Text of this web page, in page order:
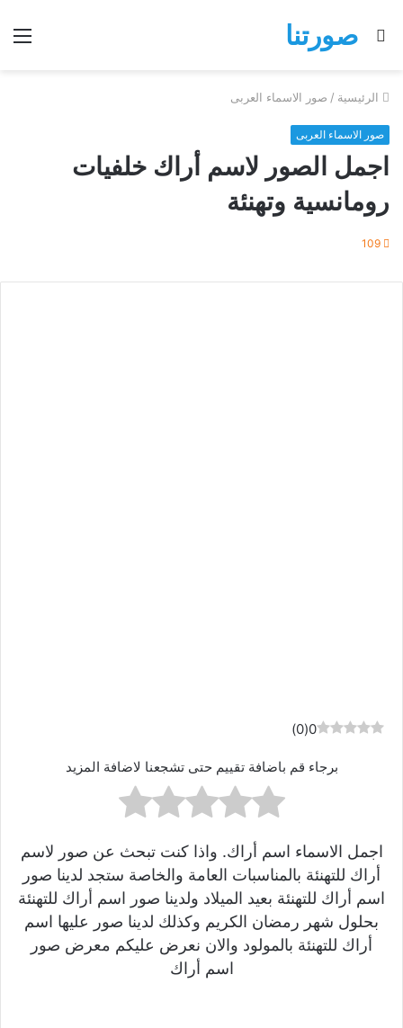
صورتنا
بحث
الرئيسية / صور الاسماء العربى
صور الاسماء العربى
اجمل الصور لاسم أراك خلفيات
رومانسية وتهنئة
109
0
(
0
)
برجاء قم باضافة تقييم حتى تشجعنا لاضافة المزيد
اجمل الاسماء اسم أراك. واذا كنت تبحث عن صور لاسم
أراك للتهنئة بالمناسبات العامة والخاصة ستجد لدينا صور
اسم أراك للتهنئة بعيد الميلاد ولدينا صور اسم أراك للتهنئة
بحلول شهر رمضان الكريم وكذلك لدينا صور عليها اسم
أراك للتهنئة بالمولود والان نعرض عليكم معرض صور
اسم أراك